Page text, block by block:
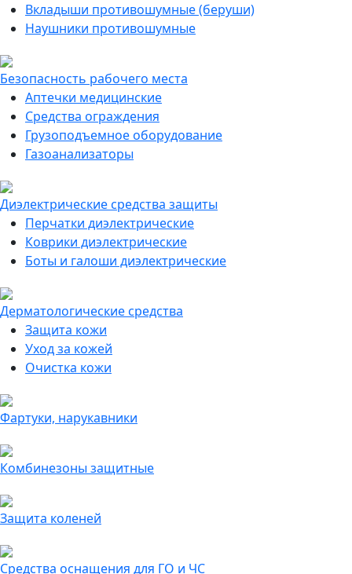
Вкладыши противошумные (беруши)
Наушники противошумные
Безопасность рабочего места
Аптечки медицинские
Средства ограждения
Грузоподъемное оборудование
Газоанализаторы
Диэлектрические средства защиты
Перчатки диэлектрические
Коврики диэлектрические
Боты и галоши диэлектрические
Дерматологические средства
Защита кожи
Уход за кожей
Очистка кожи
Фартуки, нарукавники
Комбинезоны защитные
Защита коленей
Средства оснащения для ГО и ЧС